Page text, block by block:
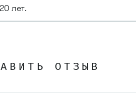
лет.
ОТЗЫВ